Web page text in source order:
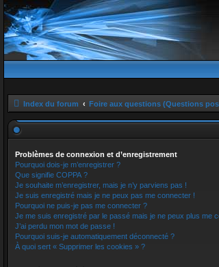
Index du forum Foire aux questions (Questions
Problèmes de connexion et d’enregistrement
Pourquoi dois-je m’enregistrer ?
Que signifie COPPA ?
Je souhaite m’enregistrer, mais je n’y parviens pas !
Je suis enregistré mais je ne peux pas me connecter !
Pourquoi ne puis-je pas me connecter ?
Je me suis enregistré par le passé mais je ne peux plus me
J’ai perdu mon mot de passe !
Pourquoi suis-je automatiquement déconnecté ?
À quoi sert « Supprimer les cookies » ?